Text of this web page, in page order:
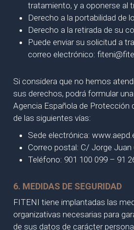
tratamiento, y a oponerse al
Derecho a la portabilidad de
Derecho a la retirada de su
Puede enviar su solicitud a
correo electrónico:
Si considera que no hemos
sus derechos, podrá formular
Agencia Española de Protección
de las siguientes vías:
Sede electrónica:
Correo postal: C/ Jorge Juan
Teléfono: 901 100 099 – 91
6. MEDIDAS DE SEGURIDAD
FITENI tiene implantadas las
organizativas necesarias para
de sus datos de carácter